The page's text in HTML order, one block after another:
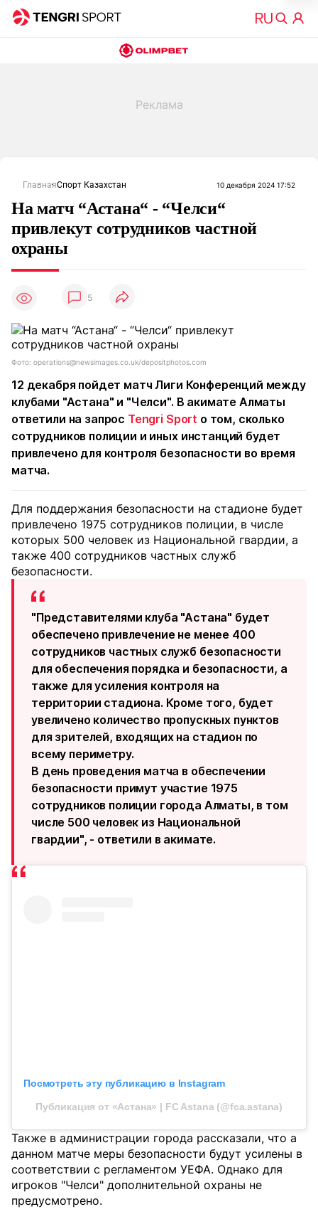
ГлавнаяСпорт Казахстан 10 декабря 2024 17:52
На матч “Астана“ - “Челси“
привлекут сотрудников частной
охраны
5
Фото: operations@newsimages.co.uk/depositphotos.com
12 декабря пойдет матч Лиги Конференций между
клубами "Астана" и "Челси". В акимате Алматы
ответили на запрос Tengri Sport о том, сколько
сотрудников полиции и иных инстанций будет
привлечено для контроля безопасности во время
матча.
Для поддержания безопасности на стадионе будет
привлечено 1975 сотрудников полиции, в числе
которых 500 человек из Национальной гвардии, а
также 400 сотрудников частных служб
безопасности.
"Представителями клуба "Астана" будет
обеспечено привлечение не менее 400
сотрудников частных служб безопасности
для обеспечения порядка и безопасности, а
также для усиления контроля на
территории стадиона. Кроме того, будет
увеличено количество пропускных пунктов
для зрителей, входящих на стадион по
всему периметру.
В день проведения матча в обеспечении
безопасности примут участие 1975
сотрудников полиции города Алматы, в том
числе 500 человек из Национальной
гвардии", - ответили в акимате.
Посмотреть эту публикацию в Instagram
Публикация от «Астана» | FC Astana (@fca.astana)
Также в администрации города рассказали, что а
данном матче меры безопасности будут усилены в
соответствии с регламентом УЕФА. Однако для
игроков "Челси" дополнительной охраны не
предусмотрено.